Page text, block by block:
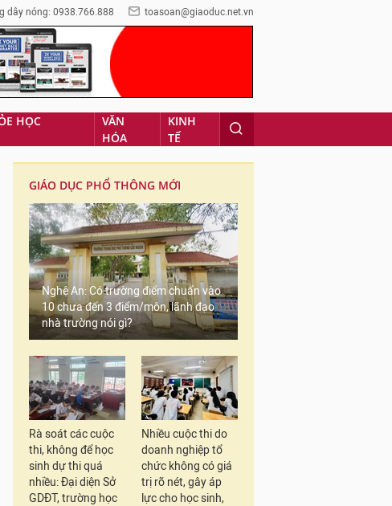
dây nóng: 0938.766.888 toasoan@giaoduc.net.vn
HỌC
VĂN
HÓA
KINH
TẾ
GIÁO DỤC PHỔ THÔNG MỚI
Nghệ An: Có trường điểm chuẩn vào
10 chưa đến 3 điểm/môn, lãnh đạo
nhà trường nói gì?
Rà soát các cuộc
thi, không để học
sinh dự thi quá
nhiều: Đại diện Sở
GDĐT, trường học
Nhiều cuộc thi do
doanh nghiệp tổ
chức không có giá
trị rõ nét, gây áp
lực cho học sinh,